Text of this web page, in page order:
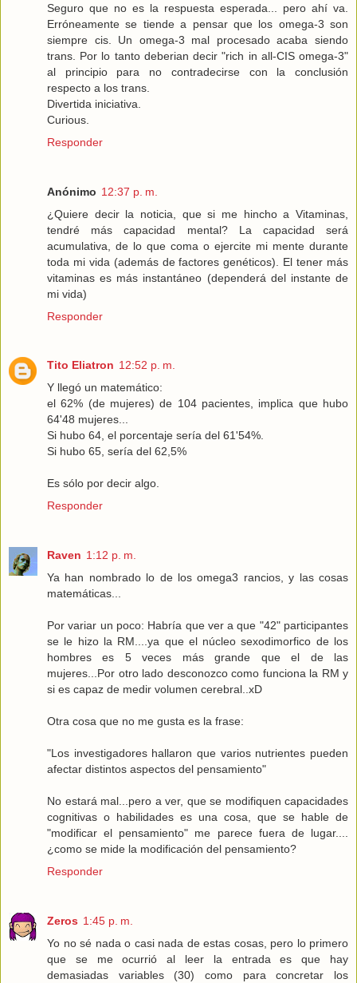
Seguro que no es la respuesta esperada... pero ahí va.
Erróneamente se tiende a pensar que los omega-3 son
siempre cis. Un omega-3 mal procesado acaba siendo
trans. Por lo tanto deberian decir "rich in all-CIS omega-3"
al principio para no contradecirse con la conclusión
respecto a los trans.
Divertida iniciativa.
Curious.
Responder
Anónimo 12:37 p. m.
¿Quiere decir la noticia, que si me hincho a Vitaminas,
tendré más capacidad mental? La capacidad será
acumulativa, de lo que coma o ejercite mi mente durante
toda mi vida (además de factores genéticos). El tener más
vitaminas es más instantáneo (dependerá del instante de
mi vida)
Responder
Tito Eliatron 12:52 p. m.
Y llegó un matemático:
el 62% (de mujeres) de 104 pacientes, implica que hubo
64'48 mujeres...
Si hubo 64, el porcentaje sería del 61'54%.
Si hubo 65, sería del 62,5%
Es sólo por decir algo.
Responder
Raven 1:12 p. m.
Ya han nombrado lo de los omega3 rancios, y las cosas
matemáticas...
Por variar un poco: Habría que ver a que "42" participantes
se le hizo la RM....ya que el núcleo sexodimorfico de los
hombres es 5 veces más grande que el de las
mujeres...Por otro lado desconozco como funciona la RM y
si es capaz de medir volumen cerebral..xD
Otra cosa que no me gusta es la frase:
"Los investigadores hallaron que varios nutrientes pueden
afectar distintos aspectos del pensamiento"
No estará mal...pero a ver, que se modifiquen capacidades
cognitivas o habilidades es una cosa, que se hable de
"modificar el pensamiento" me parece fuera de lugar....
¿como se mide la modificación del pensamiento?
Responder
Zeros 1:45 p. m.
Yo no sé nada o casi nada de estas cosas, pero lo primero
que se me ocurrió al leer la entrada es que hay
demasiadas variables (30) como para concretar los